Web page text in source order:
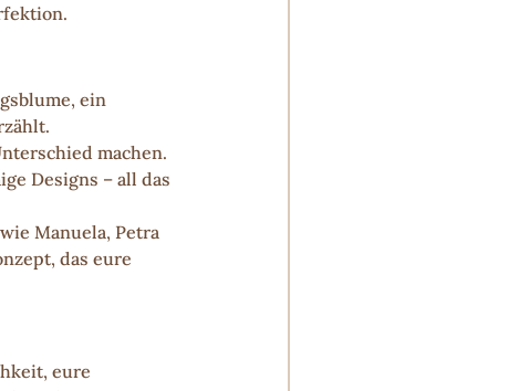
ein
machen.
Designs – all das
Manuela, Petra
das eure
eure